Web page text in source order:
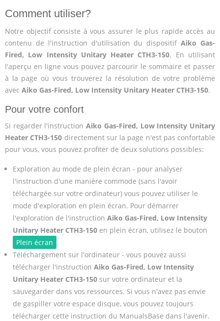
Comment utiliser?
Notre objectif consiste à vous assurer le plus rapide accès au
contenu de l'instruction d'utilisation du dispositifAiko Gas-
Fired, Low Intensity Unitary Heater CTH3-150. En utilisant
l'aperçu en ligne vous pouvez parcourir le sommaire et passer
à la page où vous trouverez la résolution de votre problème
avec Aiko Gas-Fired, Low Intensity Unitary Heater CTH3-150.
Pour votre confort
Si regarder l'instructionAiko Gas-Fired, Low Intensity Unitary
Heater CTH3-150 directement sur la page n'est pas confortable
pour vous, vous pouvez profiter de deux solutions possibles:
Exploration au mode de plein écran - pour analyser
l'instruction d'une manière commode (sans l'avoir
téléchargée sur votre ordinateur) vous pouvez utiliser le
mode d'exploration en plein écran. Pour démarrer
l'exploration de l'instruction Aiko Gas-Fired, Low Intensity
Unitary Heater CTH3-150en plein écran, utilisez le bouton
Plein écran .
Téléchargement sur l'ordinateur - vous pouvez aussi
télécharger l'instruction Aiko Gas-Fired, Low Intensity
Unitary Heater CTH3-150sur votre ordinateur et la
sauvegarder dans vos ressources. Si vous n'avez pas envie
de gaspiller votre espace disque, vous pouvez toujours
télécharger cette instruction du ManualsBase dans l'avenir.